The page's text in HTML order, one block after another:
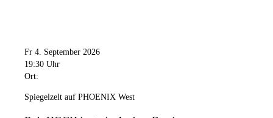
Fr 4. September 2026
19:30 Uhr
Ort:
Spiegelzelt auf PHOENIX West